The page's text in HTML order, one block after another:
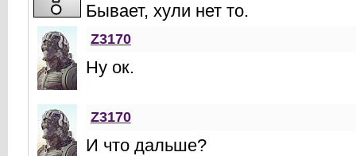
Бывает, хули нет то.
Z3170
Ну ок.
Z3170
И что дальше?